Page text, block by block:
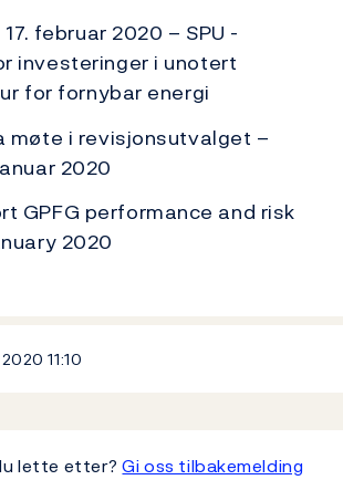
februar 2020 – SPU -
investeringer i unotert
for fornybar energi
møte i revisjonsutvalget –
2020
GPFG performance and risk
2020
202011:10
lette etter?Gi oss tilbakemelding